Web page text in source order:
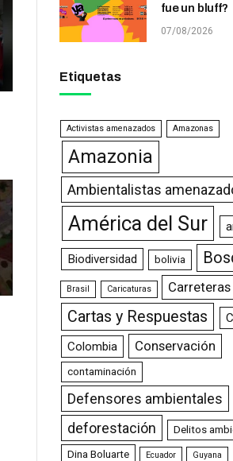
fue un bluff?
07/08/2026
Etiquetas
Activistas amenazados Amazonas
Amazonia
Ambientalistas
América del Sur
Biodiversidad bolivia
Brasil Caricaturas Carreteras
Cartas y Respuestas
Colombia
Conservación
contaminación
Defensores ambientales
deforestación
Delitos
Dina Boluarte Ecuador Guyana